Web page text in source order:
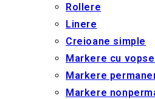
Rollere
Linere
Creioane simple
Markere cu
Markere
Markere